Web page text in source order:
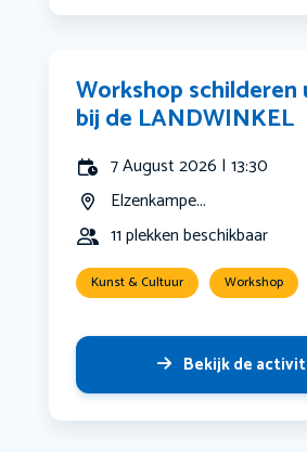
Workshop
bij de LANDWINKEL
7 August 2026 | 13:30
Elzenkampe...
11 plekken beschikbaar
Kunst & Cultuur Workshop
Bekijk de